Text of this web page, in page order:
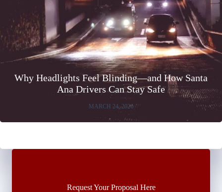
Why Headlights Feel Blinding—and How Santa
Ana Drivers Can Stay Safe
MARCH 24, 2026
Request Your Proposal Here